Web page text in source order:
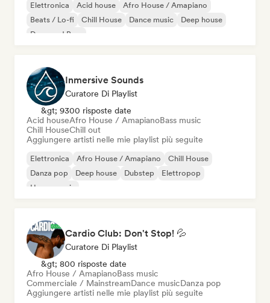
Elettronica Acid house
Afro House / Amapiano
Beats / Lo-fi
Chill House Dance music
Deep house
Drum and Bass
Inmersive Sounds
Curatore Di Playlist
&gt; 9300 risposte date
Acid houseAfro House / AmapianoBass music
Chill HouseChill out
Aggiungere artisti nelle mie playlist più seguite
Elettronica Afro House / Amapiano
Chill House
Danza pop
Deep house Dubstep
Elettropop
House music
Cardio Club: Don't Stop! 💦
Curatore Di Playlist
&gt; 800 risposte date
Afro House / AmapianoBass music
Commerciale / MainstreamDance musicDanza pop
Aggiungere artisti nelle mie playlist più seguite